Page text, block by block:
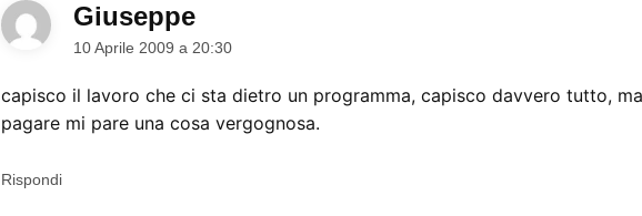
Giuseppedice:
10 Aprile 2009 a 20:30
capisco il lavoro che ci sta dietro un programma, capisco davvero tutto,
pagare mi pare una cosa vergognosa.
Rispondi